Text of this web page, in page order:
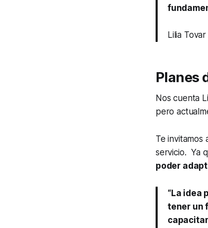
Lilia
Planes
Nos cuenta
pero
Te invitamos
servicio. Ya
poder
“La idea
tener un